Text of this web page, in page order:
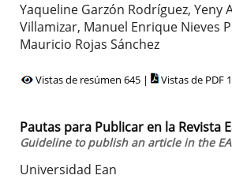
Yaqueline Garzón Rodríguez, Yeny
Villamizar, Manuel Enrique Nieves
Mauricio Rojas Sánchez
Vistas de resúmen 645 | Vistas de PDF
Pautas para Publicar en la Revista
Guideline to publish an article in the
Universidad Ean